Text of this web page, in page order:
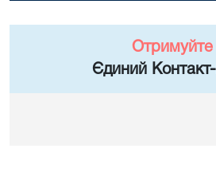
Отримуйте
Єдиний